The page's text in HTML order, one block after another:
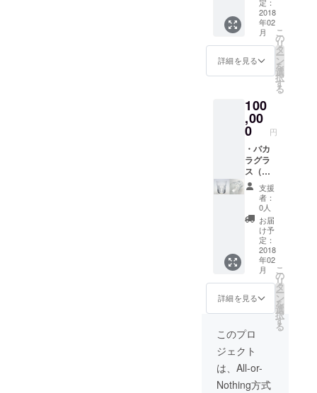
す。 ・
サービ
ス開始
時に連
絡いた
しま
す。
す。 ・
設立協
力リス
トに掲
載した
しま
す。 ・
了報告
書を郵
送いた
しま
す。 ・
サービ
ス開始
時に連
絡いた
しま
す。
2018
年02
月
詳細を見る
こ
の
リ
タ
ー
ン
を
選
択
す
る
100
,00
0 円
・バカ
ラグラ
ス（ア
ルクー
ルイ
ヴ）を1
個差し
上げま
す。 ・
設立協
力リス
トに掲
載した
しま
す。 ・
設立完
了報告
書を郵
送いた
しま
す。 ・
サービ
支援
者：
0人
お届
け予
定：
2018
年02
月
詳細を見る
こ
の
リ
タ
ー
ン
を
選
択
す
る
このプロ
ジェクト
は、All-or-
Nothing方式